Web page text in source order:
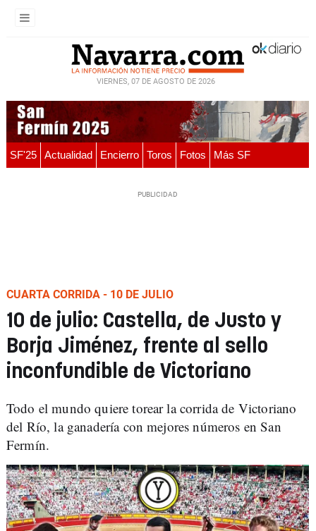
VIERNES, 07 DE AGOSTO DE 2026
SF'25 Actualidad Encierro Toros Fotos Más SF
CUARTA CORRIDA - 10 DE JULIO
10 de julio: Castella, de Justo y
Borja Jiménez, frente al sello
inconfundible de Victoriano
Todo el mundo quiere torear la corrida de Victoriano
del Río, la ganadería con mejores números en San
Fermín.